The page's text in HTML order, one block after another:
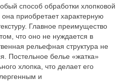
способ обработки хлопковой
она приобретает характерную
Главное преимущество
что оно не нуждается в
рельефная структура не
Постельное белье «жатка»
хлопка, что делает его
и